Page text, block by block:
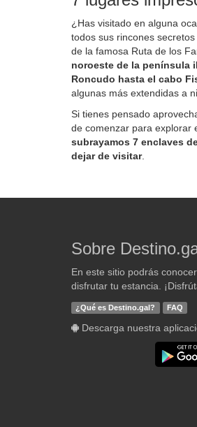
¿Has visitado en alguna
todos sus rincones
de la famosa Ruta de los
noroeste de la península
Roncudo hasta el cabo
algunas más extendidas a
Si tienes pensado
de comenzar para explorar
subrayamos 7 enclaves
dejar de visitar.
Sobre
En este sitio podrás
disfrutar tu estancia.
¿Qué es Destino.gal? FAQ
Descarga nuestra